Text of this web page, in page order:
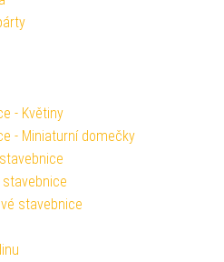
- Květiny
- Miniaturní domečky
stavebnice